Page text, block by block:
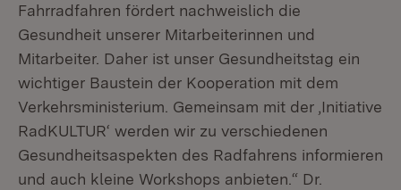
Fahrradfahren fördert nachweislich die
Gesundheit unserer Mitarbeiterinnen und
Mitarbeiter. Daher ist unser Gesundheitstag ein
wichtiger Baustein der Kooperation mit dem
Verkehrsministerium. Gemeinsam mit der ‚Initiative
RadKULTUR‘ werden wir zu verschiedenen
Gesundheitsaspekten des Radfahrens informieren
und auch kleine Workshops anbieten.“ Dr.